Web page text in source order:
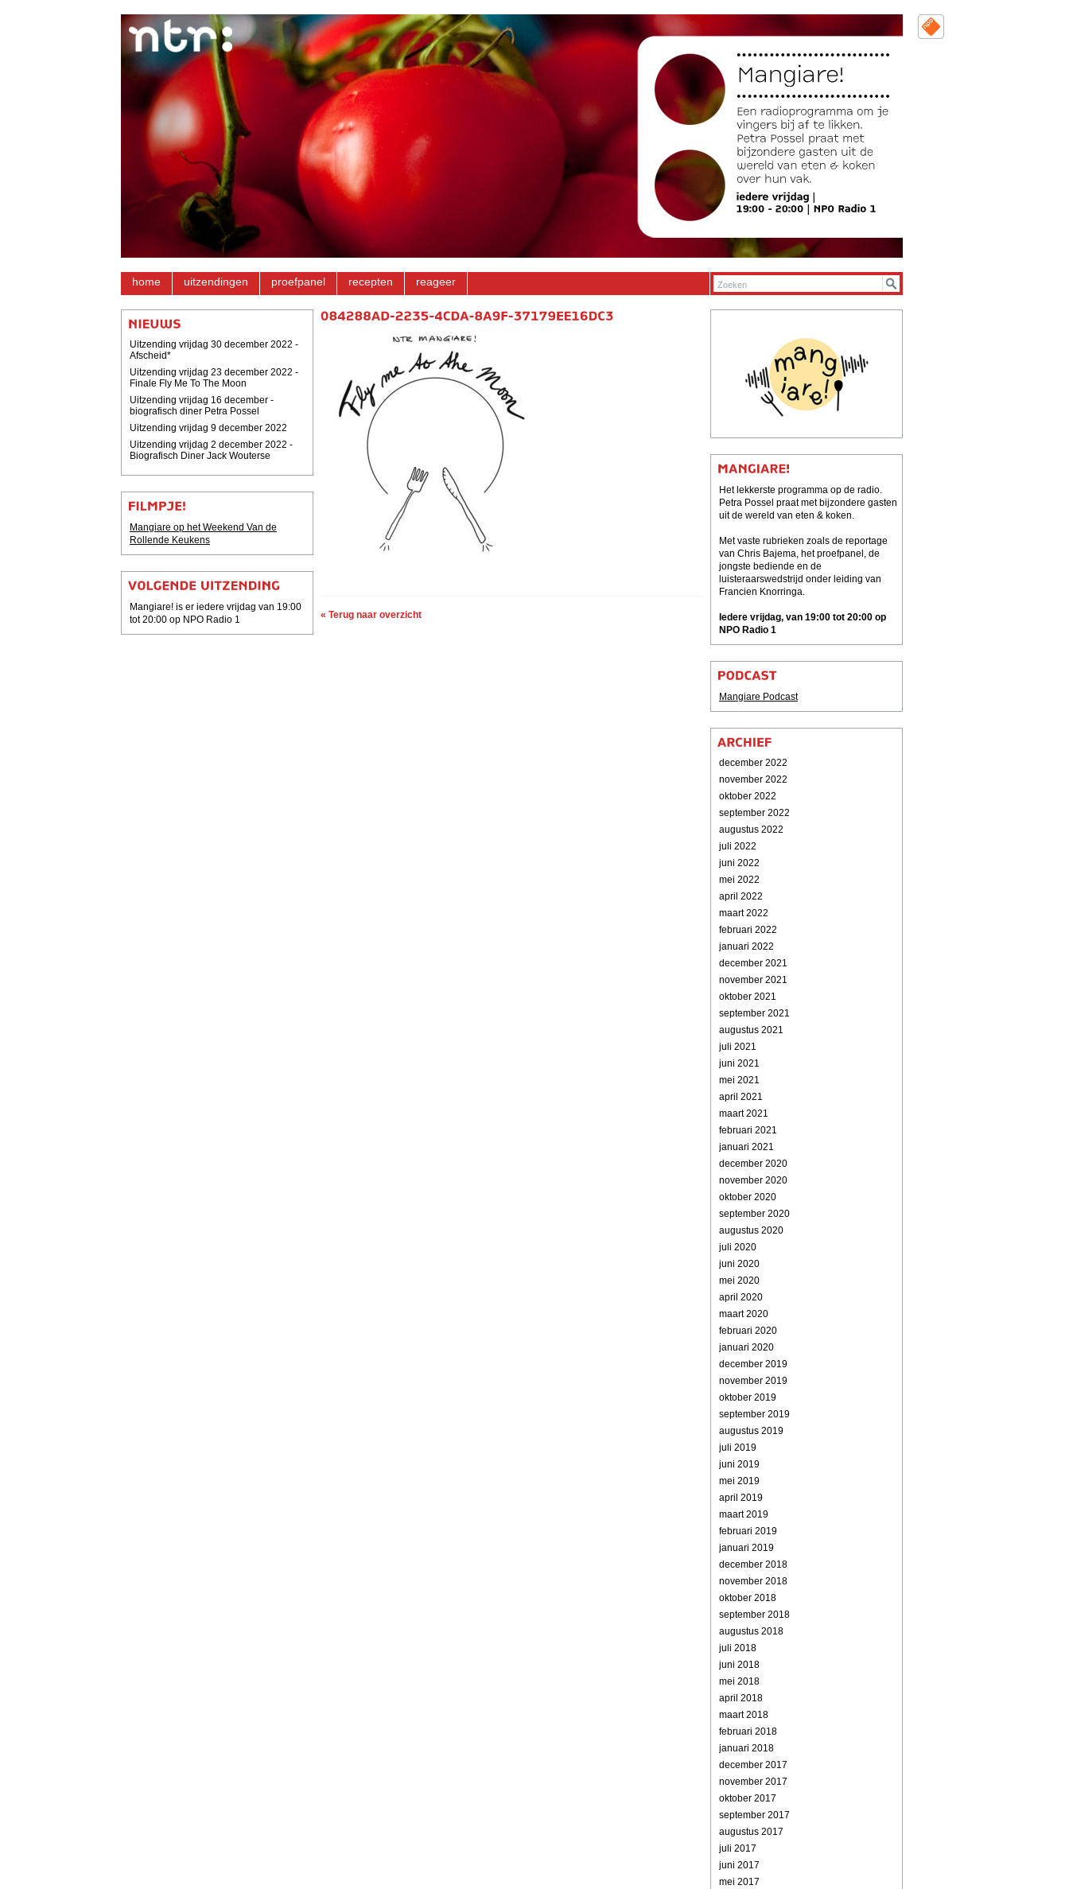
home uitzendingen proefpanel recepten reageer
Uitzending vrijdag 30 december 2022 -
Afscheid*
Uitzending vrijdag 23 december 2022 -
Finale Fly Me To The Moon
Uitzending vrijdag 16 december -
biografisch diner Petra Possel
Uitzending vrijdag 9 december 2022
Uitzending vrijdag 2 december 2022 -
Biografisch Diner Jack Wouterse
Mangiare op het Weekend Van de
Rollende Keukens
Mangiare! is er iedere vrijdag van 19:00
tot 20:00 op NPO Radio 1
« Terug naar overzicht
Het lekkerste programma op de radio.
Petra Possel praat met bijzondere gasten
uit de wereld van eten & koken.
Met vaste rubrieken zoals de reportage
van Chris Bajema, het proefpanel, de
jongste bediende en de
luisteraarswedstrijd onder leiding van
Francien Knorringa.
Iedere vrijdag, van 19:00 tot 20:00 op
NPO Radio 1
Mangiare Podcast
december 2022
november 2022
oktober 2022
september 2022
augustus 2022
juli 2022
juni 2022
mei 2022
april 2022
maart 2022
februari 2022
januari 2022
december 2021
november 2021
oktober 2021
september 2021
augustus 2021
juli 2021
juni 2021
mei 2021
april 2021
maart 2021
februari 2021
januari 2021
december 2020
november 2020
oktober 2020
september 2020
augustus 2020
juli 2020
juni 2020
mei 2020
april 2020
maart 2020
februari 2020
januari 2020
december 2019
november 2019
oktober 2019
september 2019
augustus 2019
juli 2019
juni 2019
mei 2019
april 2019
maart 2019
februari 2019
januari 2019
december 2018
november 2018
oktober 2018
september 2018
augustus 2018
juli 2018
juni 2018
mei 2018
april 2018
maart 2018
februari 2018
januari 2018
december 2017
november 2017
oktober 2017
september 2017
augustus 2017
juli 2017
juni 2017
mei 2017